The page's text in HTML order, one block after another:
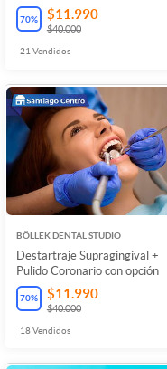
70% $11.990
$40.000
21 Vendidos
BÖLLEK DENTAL STUDIO
Destartraje Supragingival +
Pulido Coronario con opción
70% $11.990
$40.000
18Vendidos